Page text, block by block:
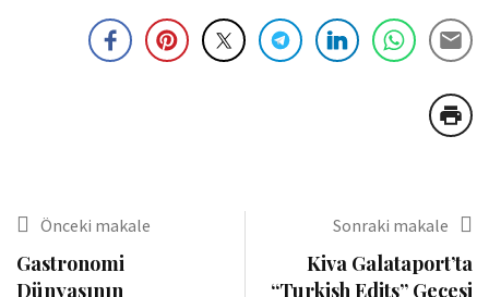
Önceki makale
Gastronomi
Dünyasının
Sonraki makale
Kiva Galataport’ta
“Turkish Edits” Gecesi